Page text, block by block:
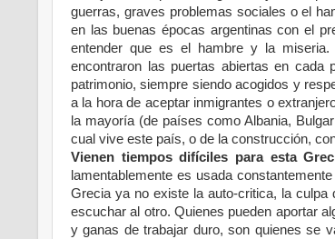
guerras, graves problemas sociales o el
en las buenas épocas argentinas con el
entender que es el hambre y la
encontraron las puertas abiertas en cada
patrimonio, siempre siendo acogidos y
a la hora de aceptar inmigrantes o
la mayoría (de países como Albania,
cual vive este país, o de la construcción,
Vienen tiempos difíciles para esta
lamentablemente es usada
Grecia ya no existe la auto-critica, la
escuchar al otro. Quienes pueden aportar
y ganas de trabajar duro, son quienes se